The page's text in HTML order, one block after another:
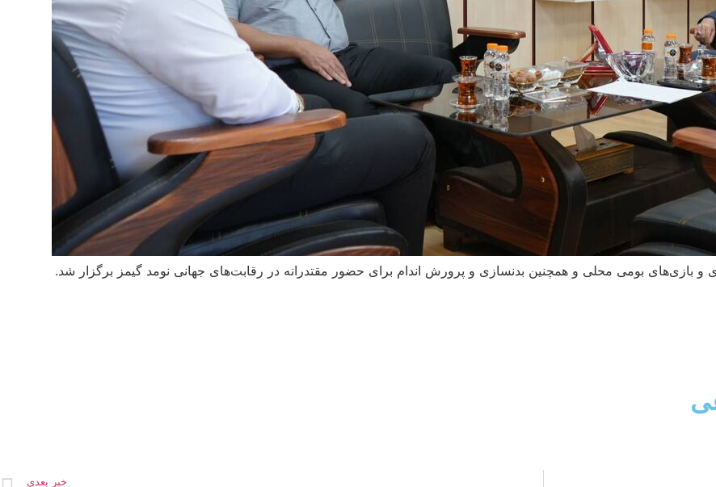
بومی محلی و همچنین بدنسازی و پرورش اندام برای حضور مقتدرانه در رقابت‌های جهانی نومد گیمز برگزار شد.
خبر بعدی